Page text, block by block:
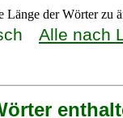
Länge der Wörter zu
Alle nach